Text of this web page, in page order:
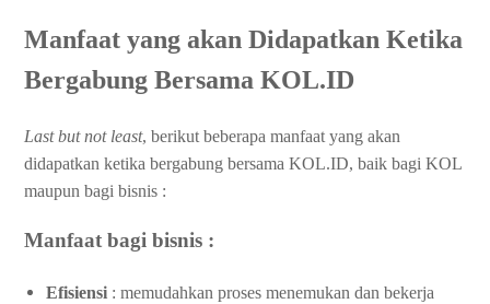
Manfaat yang akan Didapatkan Ketika
Bergabung Bersama KOL.ID
Last but not least, berikut beberapa manfaat yang akan
didapatkan ketika bergabung bersama KOL.ID, baik bagi KOL
maupun bagi bisnis :
Manfaat bagi bisnis :
Efisiensi : memudahkan proses menemukan dan bekerja